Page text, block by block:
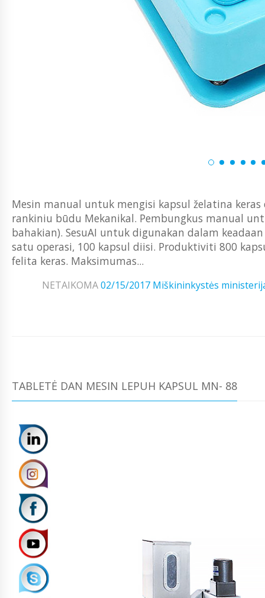
Mesin manual untuk mengisi kapsul želatina keras
rankiniu būdu Mekanikal. Pembungkus manual
bahakian). SesuAI untuk digunakan dalam
satu operasi, 100 kapsul diisi. Produktiviti 800
felita keras. Maksimumas...
NETAIKOMA02/15/2017 Miškininkystės
TABLETĖ DAN MESIN LEPUH KAPSUL MN- 88